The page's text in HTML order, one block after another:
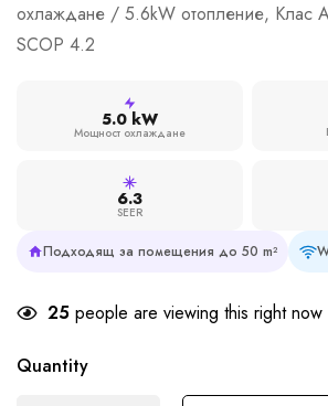
охлаждане / 5.6kW отопление, Клас
SCOP 4.2
5.0 kW
Мощност охлаждане
6.3
SEER
Подходящ за помещения до 50 m²
25 people are viewing this right now
Quantity